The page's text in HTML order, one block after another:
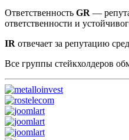
Ответственность GR —
ответственности и
IR отвечает за репутацию
Все группы стейкхолдеров